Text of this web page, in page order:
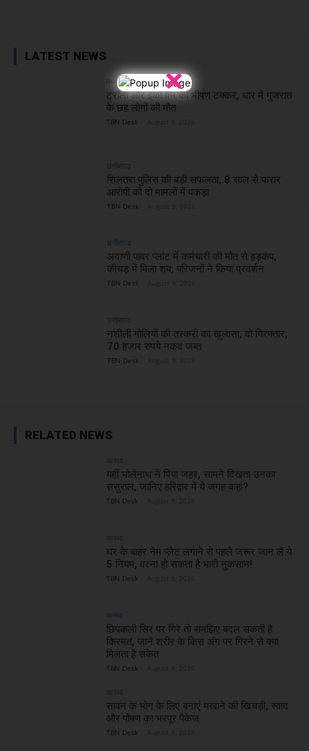
×
LATEST NEWS
मध्य प्रदेश
ट्रॉला और ईको वैन की भीषण टक्कर, धार में गुजरात
के छह लोगों की मौत
TBN Desk
छत्तीसगढ़
सिलतरा पुलिस की बड़ी सफलता, 8 साल से फरार
आरोपी को दो मामलों में पकड़ा
TBN Desk
छत्तीसगढ़
अदाणी पावर प्लांट में कर्मचारी की मौत से हड़कंप,
कीचड़ में मिला शव; परिजनों ने किया प्रदर्शन
TBN Desk
छत्तीसगढ़
नशीली गोलियों की तस्करी का खुलासा, दो गिरफ्तार;
70 हजार रुपये नकद जब्त
TBN Desk
RELATED NEWS
आस्था
यहीं भोलेनाथ ने पिया जहर, सामने दिखता उनका
ससुराल, जानिए हरिद्वार में ये जगह कहां?
TBN Desk
आस्था
घर के बाहर नेम प्लेट लगाने से पहले जरूर जान लें ये
5 नियम, वरना हो सकता है भारी नुकसान!
TBN Desk
आस्था
छिपकली सिर पर गिरे तो समझिए बदल सकती है
किस्मत, जानें शरीर के किस अंग पर गिरने से क्या
मिलता है संकेत
TBN Desk
आस्था
सावन के भोग के लिए बनाएं मखाने की खिचड़ी, स्वाद
और पोषण का भरपूर पैकेज
TBN Desk